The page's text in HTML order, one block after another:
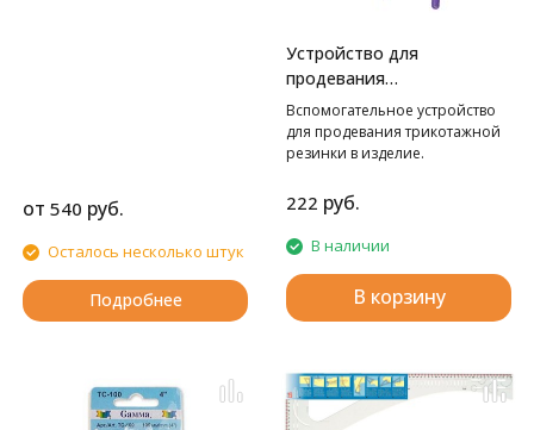
от 540 руб.
Осталось несколько штук
Подробнее
Устройство для
продевания
резинки(шнура) в изделие
Hemline
Вспомогательное устройство
для продевания трикотажной
резинки в изделие.
222 руб.
В наличии
В корзину